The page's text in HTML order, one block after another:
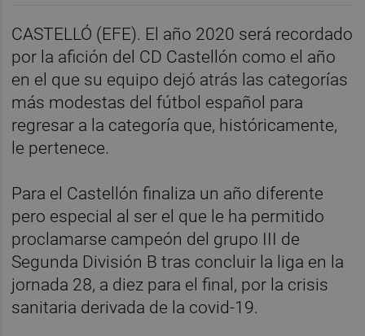
CASTELLÓ (EFE). El año 2020 será recordado
por la afición del CD Castellón como el año
en el que su equipo dejó atrás las categorías
más modestas del fútbol español para
regresar a la categoría que, históricamente,
le pertenece.
Para el Castellón finaliza un año diferente
pero especial al ser el que le ha permitido
proclamarse campeón del grupo III de
Segunda División B tras concluir la liga en la
jornada 28, a diez para el final, por la crisis
sanitaria derivada de la covid-19.